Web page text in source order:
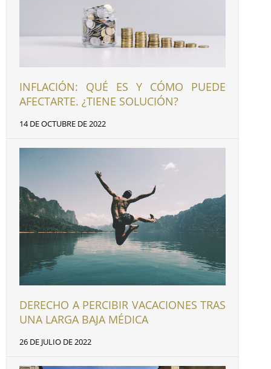
INFLACIÓN: QUÉ ES Y CÓMO PUEDE
AFECTARTE. ¿TIENE SOLUCIÓN?
14 DE OCTUBRE DE 2022
DERECHO A PERCIBIR VACACIONES TRAS
UNA LARGA BAJA MÉDICA
26 DE JULIO DE 2022